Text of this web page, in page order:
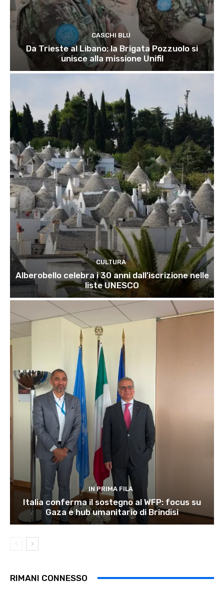
CASCHI BLU
Da Trieste al Libano: la Brigata Pozzuolo si
unisce alla missione Unifil
CULTURA
Alberobello celebra i 30 anni dall’iscrizione nelle
liste UNESCO
IN PRIMA FILA
Italia conferma il sostegno al WFP: focus su
Gaza e hub umanitario di Brindisi
RIMANI CONNESSO